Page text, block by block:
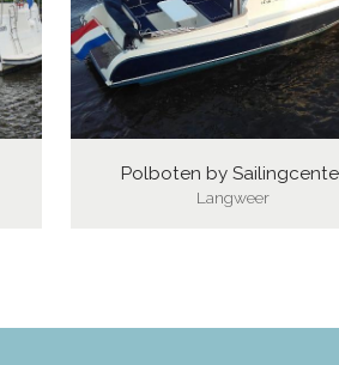
Polboten by
Langweer